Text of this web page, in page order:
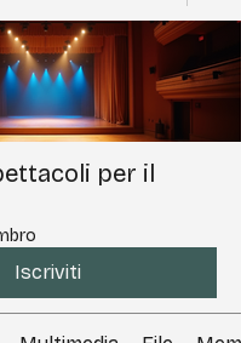
per il
Iscriviti